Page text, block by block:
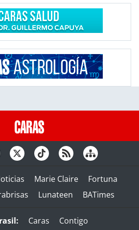
Marie Claire
Fortuna
Lunateen BATimes
Caras
Contigo